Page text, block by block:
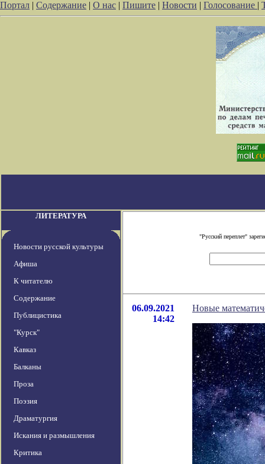
Портал | Содержание | О нас | Пишите | Новости | Голосование |
ЛИТЕРАТУРА
Новости русской культуры
Афиша
К читателю
Содержание
Публицистика
"Курск"
Кавказ
Балканы
Проза
Поэзия
Драматургия
Искания и размышления
Критика
"Русский переплет"
06.09.2021
14:42
Новые